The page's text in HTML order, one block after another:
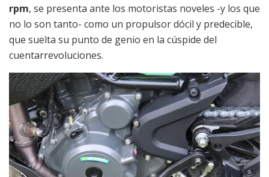
rpm, se presenta ante los motoristas noveles -y los que
no lo son tanto- como un propulsor dócil y predecible,
que suelta su punto de genio en la cúspide del
cuentarrevoluciones.